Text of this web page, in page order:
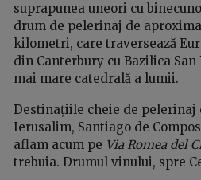
suprapunea uneori cu
drum de pelerinaj de
kilometri, care traversează
din Canterbury cu Bazilica
mai mare catedrală a lumii.
Destinațiile cheie de pelerinaj
Ierusalim, Santiago de
aflam acum pe Via Romea del
trebuia. Drumul vinului, spre